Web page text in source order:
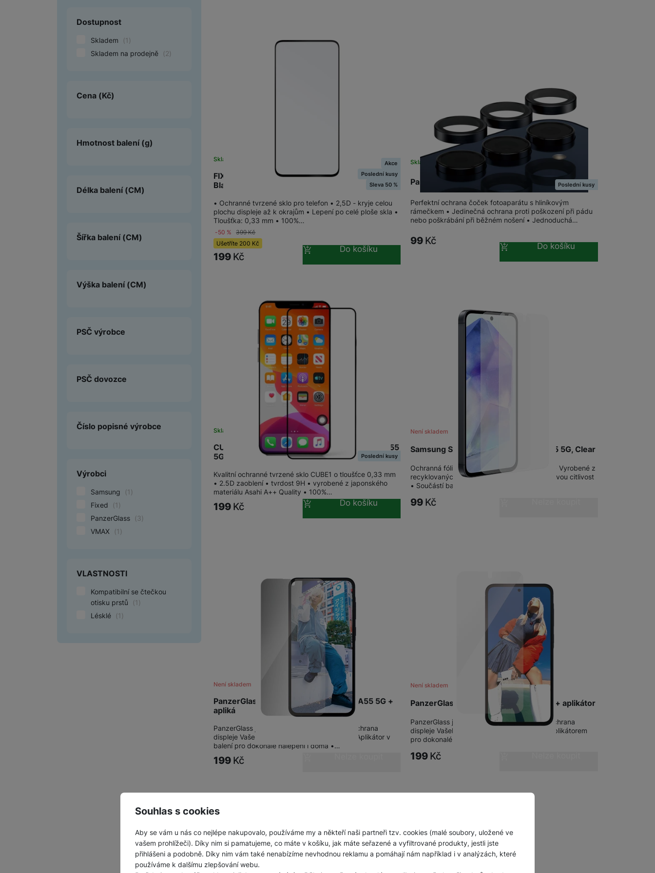
Souhlas s cookies
Aby se vám u nás co nejlépe nakupovalo, používáme my a někteří naši partneři tzv. cookies (malé soubory, uložené ve
vašem prohlížeči). Díky nim si pamatujeme, co máte v košíku, jak máte seřazené a vyfiltrované produkty, jestli jste
přihlášeni a podobně. Díky nim vám také nenabízíme nevhodnou reklamu a pomáhají nám například i v analýzách, které
používáme k dalšímu zlepšování webu.
Foto
Péče o zdraví a tělo
Počítače a notebooky
Herní zóna
Péče o zdraví a tělo
Příslušenství
Smart
Ventilátory
Počítače a notebooky
Péče o zdraví a tělo
Dostupnost
Skladem (1 )
Skladem na prodejně
(2)
Cena (Kč)
Hmotnost balení (g)
Délka balení (CM)
Šířka balení (CM)
Výška balení (CM)
PSČ výrobce
PSČ dovozce
Číslo popisné výrobce
Výrobci
Samsung (1 )
Fixed
(1 )
PanzerGlass
(3)
VMAX
(1 )
VLASTNOSTI
Kompatibilní se čtečkou
otisku prstů
(1 )
Lésklé
(1 )
FIXED Full-Cover sklo Samsung Galaxy A55 5G,
Black
Skladem na prodejně
Akce
Poslední kusy
Sleva 50 %
• Ochranné tvrzené sklo pro telefon • 2,5D - kryje celou
plochu displeje až k okrajům • Lepení po celé ploše skla •
Tloušťka: 0,33 mm • 100%…
-50 % 399Kč
Ušetříte200 Kč
199 Kč
Do košíku
PanzerGlass HoOps Samsung Galaxy A55 5G
Skladem na prodejně na 1 prodejně
Poslední kusy
Perfektní ochrana čoček fotoaparátu s hliníkovým
rámečkem • Jedinečná ochrana proti poškození při pádu
nebo poškrábání při běžném nošení • Jednoduchá…
99 Kč Do košíku
CUBE1 Full Cover sklo 2.5D Samsung Galaxy A55
5G
Skladem na 2 prodejnách
Poslední kusy
Kvalitní ochranné tvrzené sklo CUBE1 o tloušťce 0,33 mm
• 2.5D zaoblení • tvrdost 9H • vyrobené z japonského
materiálu Asahi A++ Quality • 100%…
199 Kč Do košíku
Samsung Screen Protector Galaxy A55 5G, Clear
Není skladem
Ochranná fólie pro Samsung Galaxy A55 5G • Vyrobené z
recyklovaných materiálů • Zachovává dotykovou citlivost
• Součástí balení sada pro snadnou a…
99 Kč
PanzerGlass Privacy Samsung Galaxy A55 5G +
apliká
Není skladem
PanzerGlass je nekompromisní a ta nejlepší ochrana
displeje Vašeho telefonu s filtrem soukromí • Aplikátor v
balení pro dokonalé nalepení i doma •…
199 Kč
PanzerGlass Samsung Galaxy A55 5G + aplikátor
Není skladem
PanzerGlass je nekompromisní a ta nejlepší ochrana
displeje Vašeho telefonu • Nově v balení i s aplikátorem
pro dokonalé nalepení i doma • Tloušťka…
199 Kč